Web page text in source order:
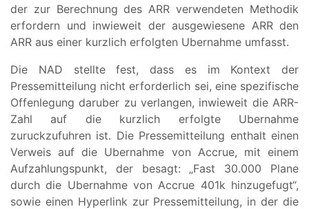
der zur Berechnung des ARR verwendeten Methodik
erfordern und inwieweit der ausgewiesene ARR den
ARR aus einer kurzlich erfolgten Ubernahme umfasst.
Die NAD stellte fest, dass es im Kontext der
Pressemitteilung nicht erforderlich sei, eine spezifische
Offenlegung daruber zu verlangen, inwieweit die ARR-
Zahl auf die kurzlich erfolgte Ubernahme
zuruckzufuhren ist. Die Pressemitteilung enthalt einen
Verweis auf die Ubernahme von Accrue, mit einem
Aufzahlungspunkt, der besagt: „Fast 30.000 Plane
durch die Ubernahme von Accrue 401k hinzugefugt“,
sowie einen Hyperlink zur Pressemitteilung, in der die